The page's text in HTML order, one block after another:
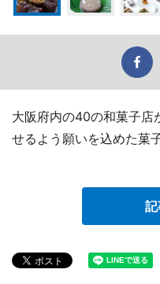
大阪府内の40の和菓子店
せるよう願いを込めた菓